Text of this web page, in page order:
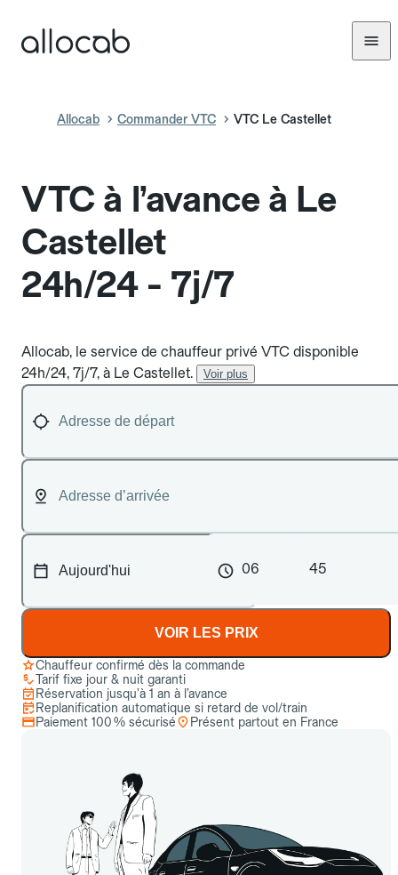
Allocab Commander VTC VTC Le Castellet
VTC à l’avance à Le
Castellet
24h/24 - 7j/7
Allocab, le service de chauffeur privé VTC disponible
24h/24, 7j/7, à Le Castellet.
Voir plus
06 45
VOIR LES PRIX
Chauffeur confirmé dès la commande
Tarif fixe jour & nuit garanti
Réservation jusqu’à 1 an à l’avance
Replanification automatique si retard de vol/train
Paiement 100 % sécurisé
Présent partout en France